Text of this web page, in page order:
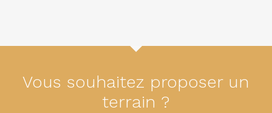
Vous souhaitez proposer un
terrain ?